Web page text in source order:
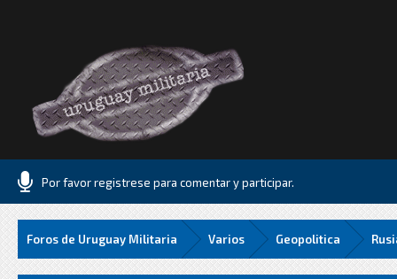
Por favor registrese para comentar y participar.
Foros de Uruguay Militaria Varios Geopolitica